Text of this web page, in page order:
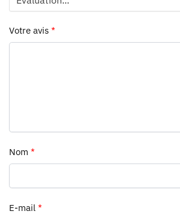
Votre avis *
Nom *
E-mail *